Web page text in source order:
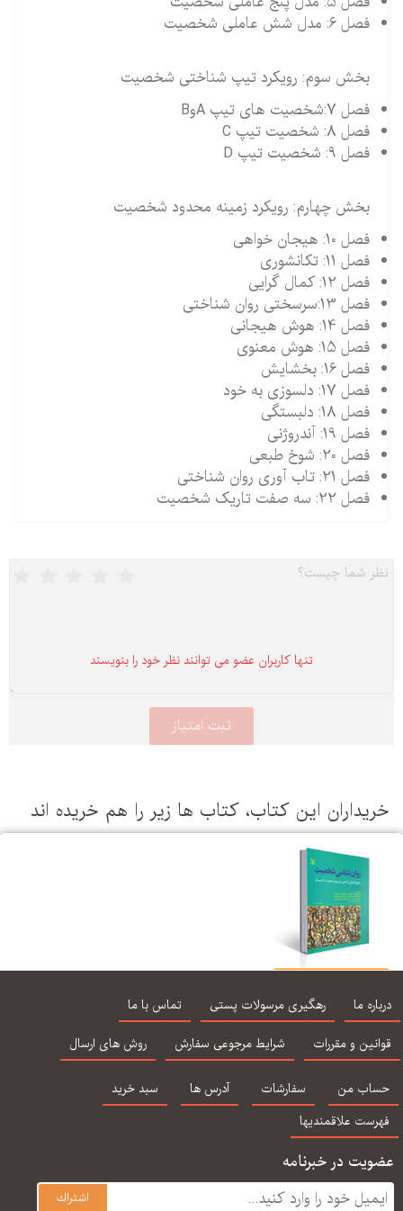
فصل 6: مدل شش عاملی شخصیت
بخش سوم: رویکرد تیپ شناختی شخصیت
فصل 7:شخصیت های تیپ AوB
فصل 8: شخصیت تیپ C
فصل 9: شخصیت تیپ D
بخش چهارم: رویکرد زمینه محدود شخصیت
فصل 10: هیجان خواهی
فصل 11: تکانشوری
فصل 12: کمال گرایی
فصل 13:سرسختی روان شناختی
فصل 14: هوش هیجانی
فصل 15: هوش معنوی
فصل 16: بخشایش
فصل 17: دلسوزی به خود
فصل 18: دلبستگی
فصل 19: آندروژنی
فصل 20: شوخ طبعی
فصل 21: تاب آوری روان شناختی
فصل 22: سه صفت تاریک شخصیت
تنها كاربران عضو می توانند نظر خود را بنویسند
خریداران این كتاب، كتاب ها زیر را هم خریده اند
لارسن
درباره ما رهگیری مرسولات پستی
تماس با ما
قوانین و مقررات
شرایط مرجوعی سفارش روش های ارسال
حساب من سفارشات آدرس ها
سبد خرید
فهرست علاقمندیها
عضویت در خبرنامه